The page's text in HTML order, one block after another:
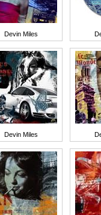
Devin Miles
Devin Miles